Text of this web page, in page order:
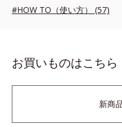
#HOW TO（使い方） (57)
お買いものはこちら
新商